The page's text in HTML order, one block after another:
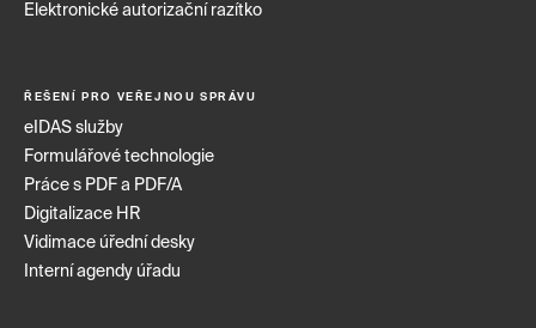
Elektronické autorizační razítko
ŘEŠENÍ PRO VEŘEJNOU SPRÁVU
eIDAS služby
Formulářové technologie
Práce s PDF a PDF/A
Digitalizace HR
Vidimace úřední desky
Interní agendy úřadu